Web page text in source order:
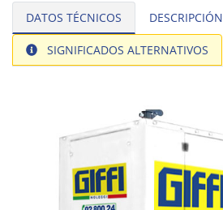
DATOS TÉCNICOS DESCRIPCIÓN
SIGNIFICADOS ALTERNATIVOS